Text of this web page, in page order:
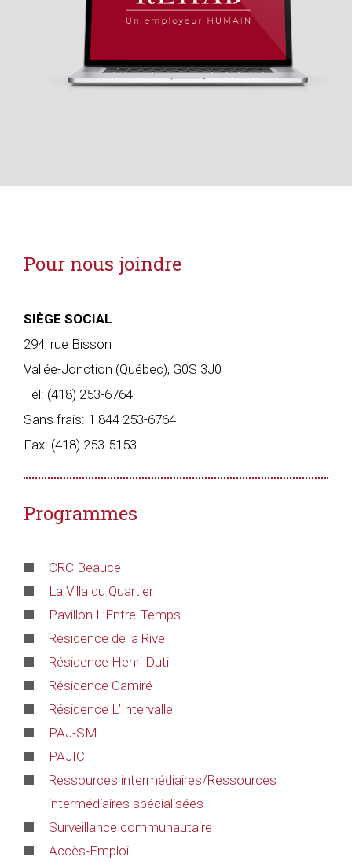
Pour nous joindre
SIÈGE SOCIAL
294, rue Bisson
Vallée-Jonction (Québec), G0S 3J0
Tél: (418) 253-6764
Sans frais: 1 844 253-6764
Fax: (418) 253-5153
Programmes
CRC Beauce
La Villa du Quartier
Pavillon L’Entre-Temps
Résidence de la Rive
Résidence Henri Dutil
Résidence Camiré
Résidence L’Intervalle
PAJ-SM
PAJIC
Ressources intermédiaires/Ressources
intermédiaires spécialisées
Surveillance communautaire
Accès-Emploi